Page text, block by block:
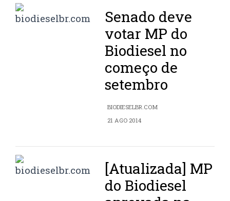
Senado deve
votar MP do
Biodiesel no
começo de
setembro
BIODIESELBR.COM
21 AGO 2014
[Atualizada] MP
do Biodiesel